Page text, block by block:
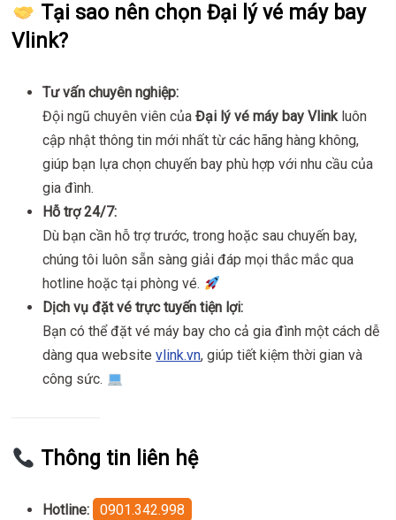
Tại sao nên chọn Đại lý vé máy bay
Vlink?
Tư vấn chuyên nghiệp:
Đội ngũ chuyên viên củaĐại lý vé máy bay Vlinkluôn
cập nhật thông tin mới nhất từ các hãng hàng không,
giúp bạn lựa chọn chuyến bay phù hợp với nhu cầu của
gia đình.
Hỗ trợ 24/7:
Dù bạn cần hỗ trợ trước, trong hoặc sau chuyến bay,
chúng tôi luôn sẵn sàng giải đáp mọi thắc mắc qua
hotline hoặc tại phòng vé.
Dịch vụ đặt vé trực tuyến tiện lợi:
Bạn có thể đặt vé máy bay cho cả gia đình một cách dễ
dàng qua websitevlink.vn, giúp tiết kiệm thời gian và
công sức.
Thông tin liên hệ
Hotline:
0901.342.998